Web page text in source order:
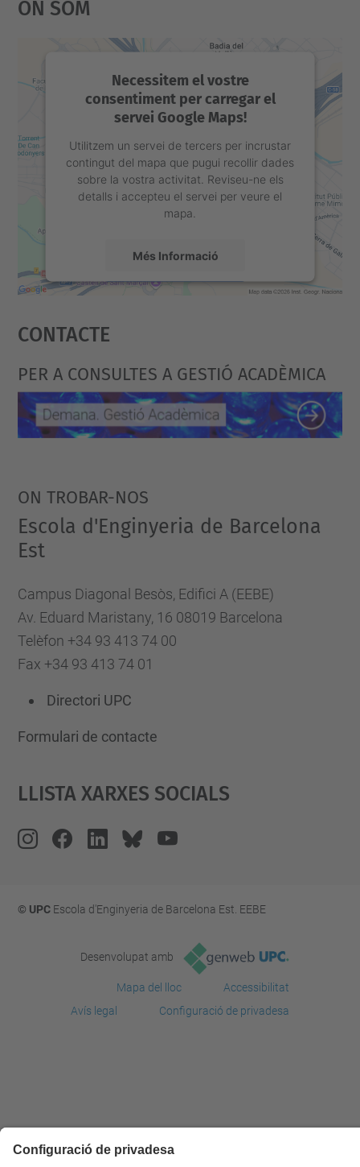
Necessitem el vostre
consentiment per carregar el
servei Google Maps!
Utilitzem un servei de tercers per incrustar
contingut del mapa que pugui recollir dades
sobre la vostra activitat. Reviseu-ne els
detalls i accepteu el servei per veure el
mapa.
Més Informació
powered by
Contacte
PER A CONSULTES A GESTIÓ ACADÈMICA
ON TROBAR-NOS
Escola d'Enginyeria de Barcelona
Est
Campus Diagonal Besòs, Edifici A (EEBE)
Av. Eduard Maristany, 16 08019 Barcelona
Telèfon +34 93 413 74 00
Fax +34 93 413 74 01
Directori UPC
Formulari de contacte
Llista Xarxes Socials
© UPCEscola d'Enginyeria de Barcelona Est. EEBE
Desenvolupat amb
Mapa del lloc
Accessibilitat
Avís legal
Configuració de privadesa